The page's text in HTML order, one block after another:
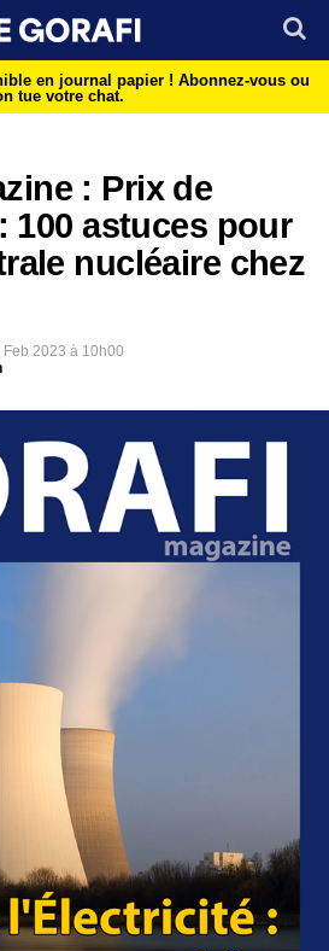
en journal papier ! Abonnez-vous ou
tue votre chat.
: Prix de
100 astuces pour
nucléaire chez
Feb 2023 à 10h00